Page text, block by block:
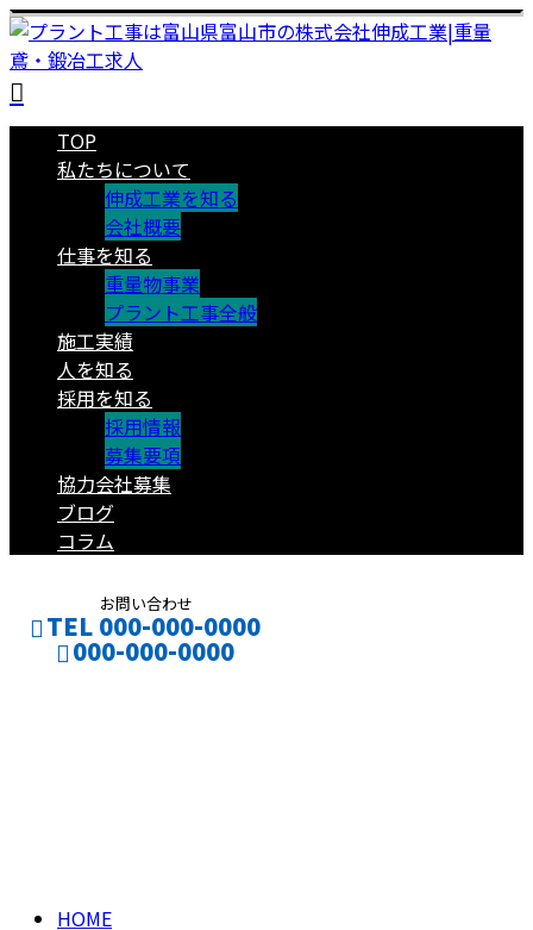
TOP
私たちについて
伸成工業を知る
会社概要
仕事を知る
重量物事業
プラント工事全般
施工実績
人を知る
採用を知る
採用情報
募集要項
協力会社募集
ブログ
コラム
お問い合わせ
TEL 000-000-0000
000-000-0000
HOME